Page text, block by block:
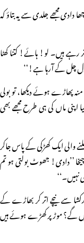
مجھے جلدی سے یہ بتاؤ کہ
رہے ہیں۔ لو! ہائے! کتنا کھٹا
چل کے آرہا ہے!‘‘
پھاڑے ہوئے دیکھا، تو بولی
اپنی ماں کی ہی طرح مجھے بھی
والی ایک کھڑکی کے پاس جاکر
چیخا ’’دادی! جھوٹ بولتی ہو تم
سے نیچے اتر کر بھاڑے کے
گے؟ موڑ پر کھڑے ہوئے ہیں